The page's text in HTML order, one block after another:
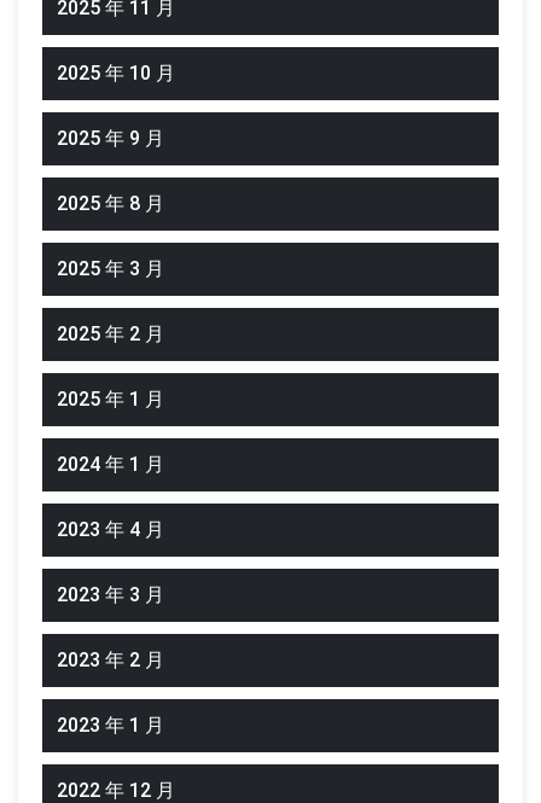
2025 年 11 月
2025 年 10 月
2025 年 9 月
2025 年 8 月
2025 年 3 月
2025 年 2 月
2025 年 1 月
2024 年 1 月
2023 年 4 月
2023 年 3 月
2023 年 2 月
2023 年 1 月
2022 年 12 月